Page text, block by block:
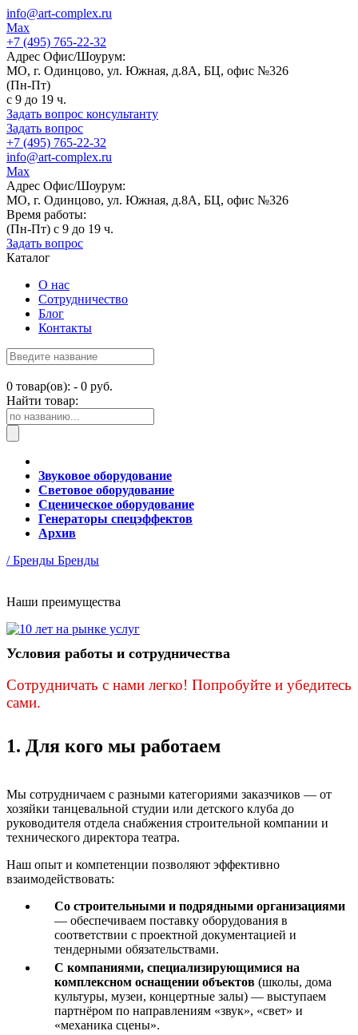
info@art-complex.ru
Max
+7 (495) 765-22-32
Адрес Офис/Шоурум:
МО, г. Одинцово, ул. Южная, д.8А, БЦ, офис №326
(Пн-Пт)
с 9 до 19 ч.
Задать вопрос консультанту
Задать вопрос
+7 (495) 765-22-32
info@art-complex.ru
Max
Адрес Офис/Шоурум:
МО, г. Одинцово, ул. Южная, д.8А, БЦ, офис №326
Время работы:
(Пн-Пт) с 9 до 19 ч.
Задать вопрос
Каталог
О нас
Сотрудничество
Блог
Контакты
0 товар(ов): - 0 руб.
Найти товар:
Звуковое оборудование
Световое оборудование
Сценическое оборудование
Генераторы спецэффектов
Архив
/ Бренды Бренды
Наши преимущества
Условия работы и сотрудничества
Сотрудничать с нами легко! Попробуйте и убедитесь
сами.
1. Для кого мы работаем
Мы сотрудничаем с разными категориями заказчиков — от
хозяйки танцевальной студии или детского клуба до
руководителя отдела снабжения строительной компании и
технического директора театра.
Наш опыт и компетенции позволяют эффективно
взаимодействовать:
Со строительными и подрядными организациями
— обеспечиваем поставку оборудования в
соответствии с проектной документацией и
тендерными обязательствами.
С компаниями, специализирующимися на
комплексном оснащении объектов (школы, дома
культуры, музеи, концертные залы) — выступаем
партнёром по направлениям «звук», «свет» и
«механика сцены».